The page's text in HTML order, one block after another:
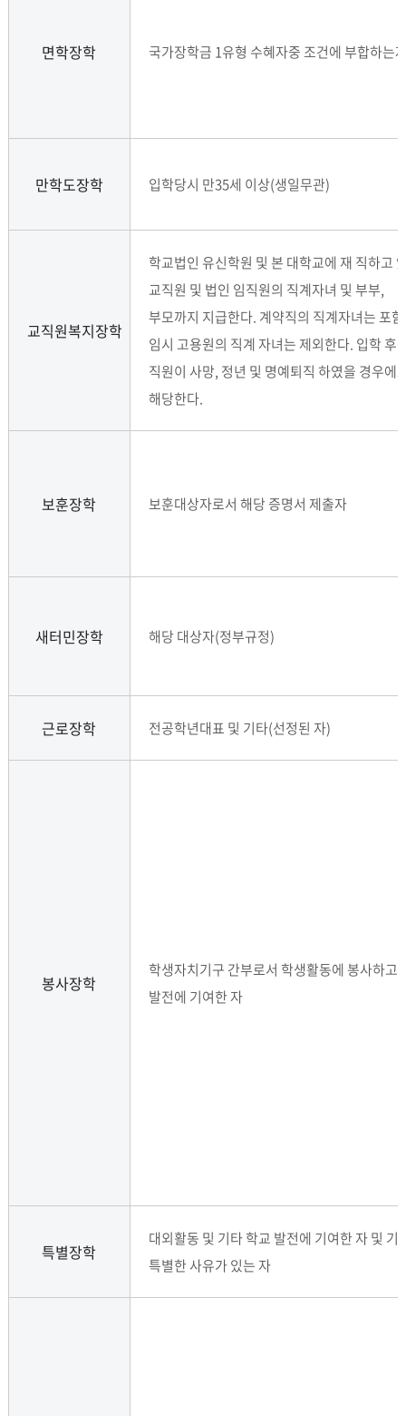
면학장학 국가장학금 1유형 수혜자중 조건에 부합하는
만학도장학 입학당시 만35세 이상(생일무관)
교직원복지장학
학교법인 유신학원 및 본 대학교에 재 직하고
교직원 및 법인 임직원의 직계자녀 및 부부,
부모까지 지급한다. 계약직의 직계자녀는 포
임시 고용원의 직계 자녀는 제외한다. 입학 후
직원이 사망, 정년 및 명예퇴직 하였을 경우에
해당한다.
보훈장학 보훈대상자로서 해당 증명서 제출자
새터민장학 해당 대상자(정부규정)
근로장학 전공학년대표 및 기타(선정된 자)
봉사장학
학생자치기구 간부로서 학생활동에 봉사하고
발전에 기여한 자
특별장학
대외활동 및 기타 학교 발전에 기여한 자 및 기
특별한 사유가 있는 자